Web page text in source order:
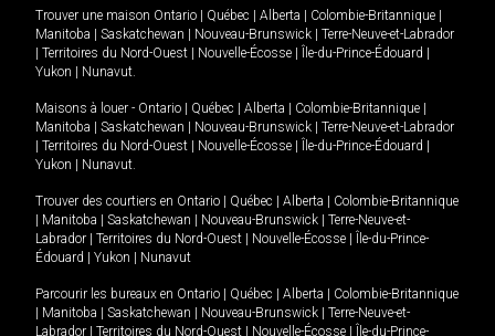
Trouver une maison Ontario Québec Alberta Colombie-Britannique
Manitoba
Saskatchewan Nouveau-Brunswick
Terre-Neuve-et-Labrador
Territoires du Nord-Ouest Nouvelle-Écosse Île-du-Prince-Édouard
Yukon
Nunavut.
Maisons à louer - Ontario Québec Alberta Colombie-Britannique
Manitoba
Saskatchewan Nouveau-Brunswick
Terre-Neuve-et-Labrador
Territoires du Nord-Ouest Nouvelle-Écosse Île-du-Prince-Édouard
Yukon
Nunavut.
Trouver des courtiers en Ontario Québec Alberta
Colombie-Britannique
Manitoba Saskatchewan Nouveau-Brunswick
Terre-Neuve-et-
Labrador
Territoires du Nord-Ouest Nouvelle-Écosse
Île-du-Prince-
Édouard
Yukon Nunavut
Parcourir les bureaux en Ontario Québec Alberta
Colombie-Britannique
Manitoba Saskatchewan Nouveau-Brunswick
Terre-Neuve-et-
Labrador
Territoires du Nord-Ouest Nouvelle-Écosse
Île-du-Prince-